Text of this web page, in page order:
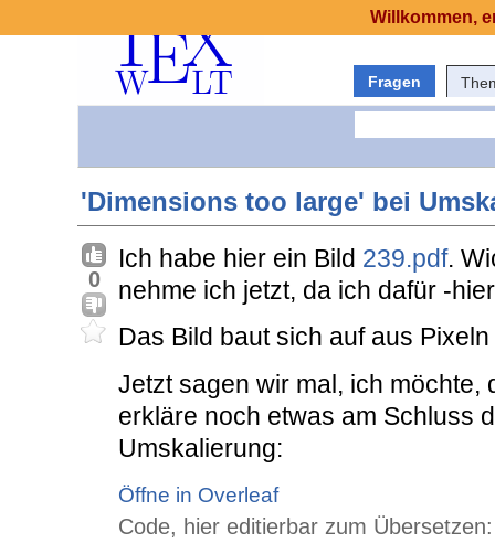
Fragen
'Dimensions too large' bei
0
Ich habe hier ein Bild 239.pdf.
nehme ich jetzt, da ich dafür -
Das Bild baut sich auf aus
Jetzt sagen wir mal, ich
erkläre noch etwas am Schluss
Umskalierung:
Öffne in Overleaf
Code, hier editierbar zum Übersetzen:
Willkommen,